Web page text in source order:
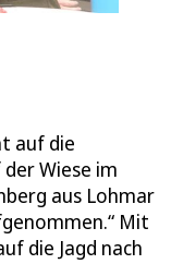
auf die
Wiese im
aus Lohmar
Mit
die Jagd nach